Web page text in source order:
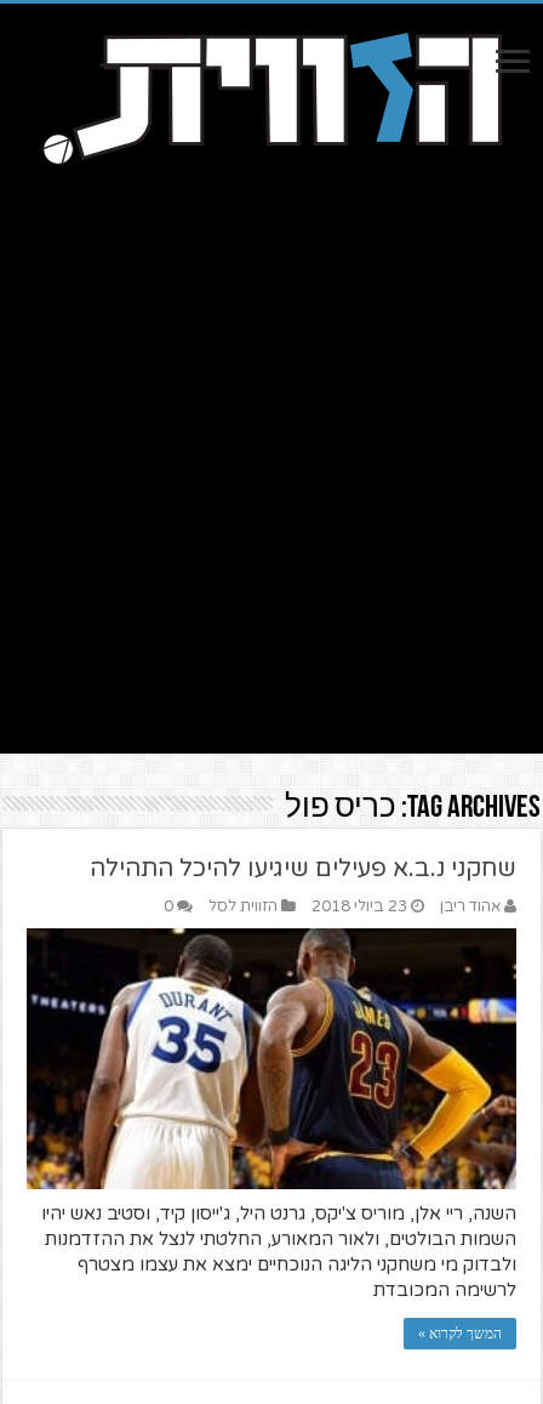
Tag Archives: כריס פול
שחקני נ.ב.א פעילים שיגיעו להיכל התהילה
אהוד ריבן 23 ביולי 2018 הזווית לסל 0
השנה, ריי אלן, מוריס צ'יקס, גרנט היל, ג'ייסון קיד, וסטיב נאש יהיו
השמות הבולטים, ולאור המאורע, החלטתי לנצל את ההזדמנות
ולבדוק מי משחקני הליגה הנוכחיים ימצא את עצמו מצטרף
לרשימה המכובדת
המשך לקרוא »